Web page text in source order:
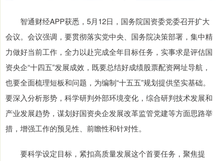
智通财经APP获悉，5月12日，国务院国资委党委召开扩大
会议。会议强调，要贯彻落实党中央、国务院决策部署，集中精
力做好当前工作，全力以赴完成全年目标任务，实事求是评估国
资央企“十四五”发展成效，既要总结好成绩股票配资网址导航，
也要全面梳理短板和问题，为编制“十五五”规划提供坚实基础。
要深入分析形势，科学研判外部环境变化，综合研判技术发展和
产业发展趋势，谋划好国资央企发展改革监管党建等方面思路举
措，增强工作的预见性、前瞻性和针对性。
要科学设定目标，紧扣高质量发展这个首要任务，聚焦提